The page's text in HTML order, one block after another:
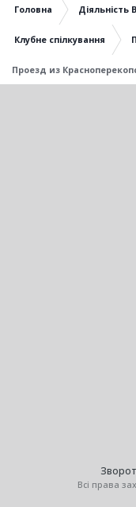
Головна
Клубне спілкування
Проезд из
Всі права